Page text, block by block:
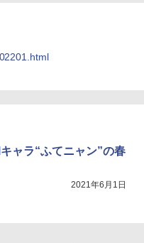
ャラ“ふてニャン”の春
2021年6月1日